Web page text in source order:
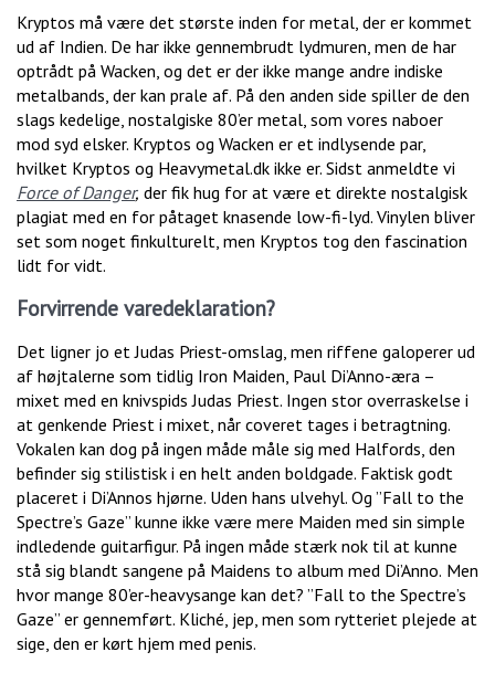
Kryptos må være det største inden for metal, der er kommet
ud af Indien. De har ikke gennembrudt lydmuren, men de har
optrådt på Wacken, og det er der ikke mange andre indiske
metalbands, der kan prale af. På den anden side spiller de den
slags kedelige, nostalgiske 80’er metal, som vores naboer
mod syd elsker. Kryptos og Wacken er et indlysende par,
hvilket Kryptos og Heavymetal.dk ikke er. Sidst anmeldte vi
Force of Danger, der fik hug for at være et direkte nostalgisk
plagiat med en for påtaget knasende low-fi-lyd. Vinylen bliver
set som noget finkulturelt, men Kryptos tog den fascination
lidt for vidt.
Forvirrende varedeklaration?
Det ligner jo et Judas Priest-omslag, men riffene galoperer ud
af højtalerne som tidlig Iron Maiden, Paul Di’Anno-æra –
mixet med en knivspids Judas Priest. Ingen stor overraskelse i
at genkende Priest i mixet, når coveret tages i betragtning.
Vokalen kan dog på ingen måde måle sig med Halfords, den
befinder sig stilistisk i en helt anden boldgade. Faktisk godt
placeret i Di’Annos hjørne. Uden hans ulvehyl. Og ”Fall to the
Spectre’s Gaze” kunne ikke være mere Maiden med sin simple
indledende guitarfigur. På ingen måde stærk nok til at kunne
stå sig blandt sangene på Maidens to album med Di’Anno. Men
hvor mange 80’er-heavysange kan det? ”Fall to the Spectre’s
Gaze” er gennemført. Kliché, jep, men som rytteriet plejede at
sige, den er kørt hjem med penis.